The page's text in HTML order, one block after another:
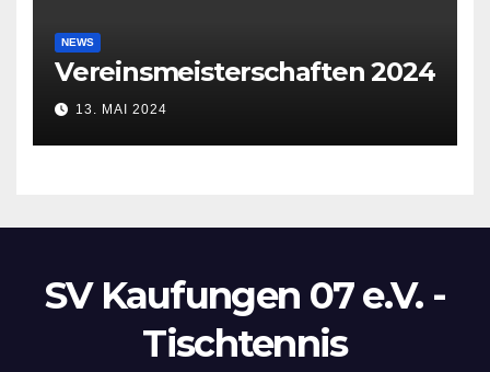
NEWS
Vereinsmeisterschaften 2024
13. MAI 2024
SV Kaufungen 07 e.V. -
Tischtennis